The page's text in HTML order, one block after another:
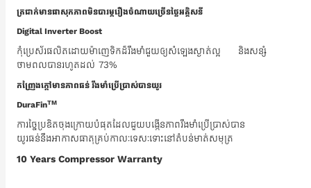
ត្រជាក់មានផាសុកភាពមិនបារម្ភរឿងចំណាយច្រើនថ្លៃអគ្គិសនី
Digital Inverter Boost
កុំប្រេស័រផលិតដោយម៉ាញេទិកដ៏រឹងមាំជួយឲ្យសំឡេងស្ងាត់ល្អ និងសន្សំ
ថាមពលបានរហូតដល់ 73%
កញ្រែងក្តៅមានភាពធន់ រឹងមាំ​ប្រើប្រាស់បានយូរ
DuraFinTM
ការច្នៃប្រឌិតចុងក្រោយបំផុតដែលជួយបង្កើនភាពរឹងមាំប្រើប្រាស់បាន
យូរធន់នឹងអាកាសធាតុគ្រប់កាលៈទេសៈទោះនៅតំបន់មាត់សមុត្រ
10 Years Compressor Warranty